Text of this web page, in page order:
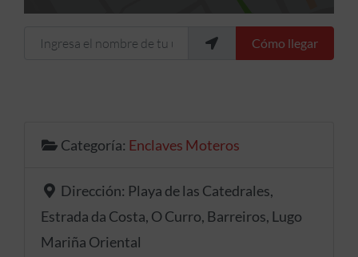
Ingresa el nombre de tu ubicación Cómo llegar
Categoría: Enclaves Moteros
Dirección: Playa de las Catedrales,
Estrada da Costa, O Curro, Barreiros, Lugo
Mariña Oriental